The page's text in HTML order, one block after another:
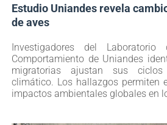
Estudio Uniandes revela
de aves
Investigadores del
Comportamiento de Uniandes
migratorias ajustan sus
climático. Los hallazgos permiten
impactos ambientales globales en